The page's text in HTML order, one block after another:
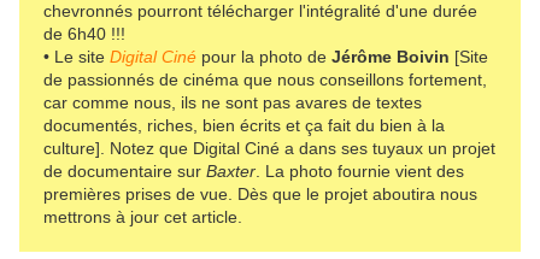
chevronnés pourront télécharger l'intégralité d'une durée
de 6h40 !!!
• Le site Digital Ciné pour la photo de Jérôme Boivin [Site
de passionnés de cinéma que nous conseillons fortement,
car comme nous, ils ne sont pas avares de textes
documentés, riches, bien écrits et ça fait du bien à la
culture]. Notez que Digital Ciné a dans ses tuyaux un projet
de documentaire sur Baxter . La photo fournie vient des
premières prises de vue. Dès que le projet aboutira nous
mettrons à jour cet article.